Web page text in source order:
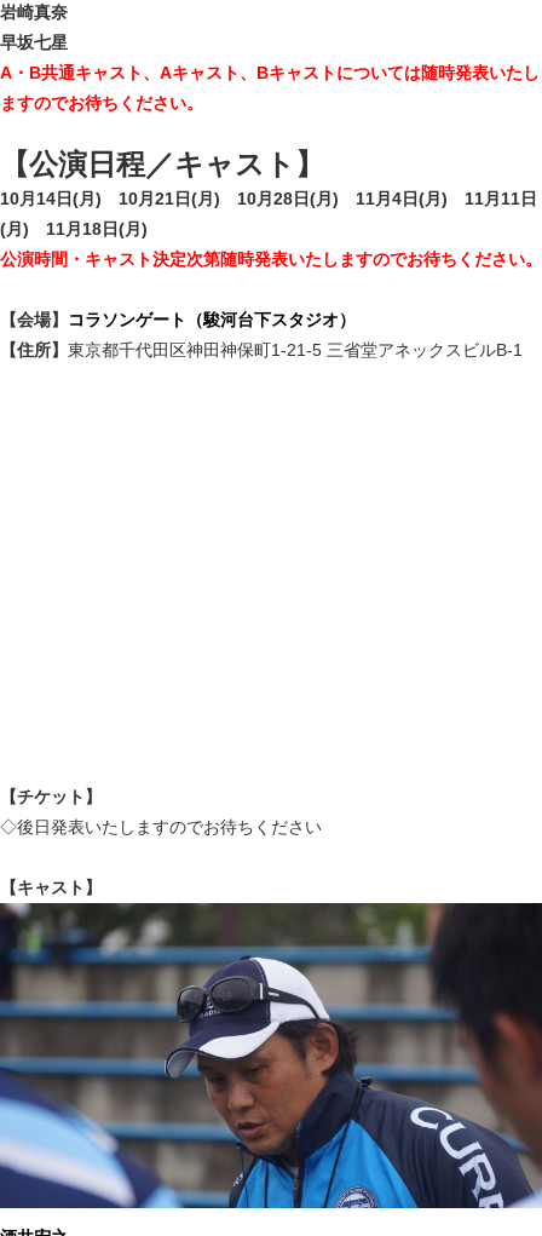
岩崎真奈
早坂七星
A・B共通キャスト、Aキャスト、Bキャストについては随時発表いたし
ますのでお待ちください。
【公演日程／キャスト】
10月14日(月) 10月21日(月) 10月28日(月) 11月4日(月) 11月11日
(月) 11月18日(月)
公演時間・キャスト決定次第随時発表いたしますのでお待ちください。
【会場】
コラソンゲート（駿河台下スタジオ）
【住所】 東京都千代田区神田神保町1-21-5 三省堂アネックスビルB-1
【チケット】
◇後日発表いたしますのでお待ちください
【キャスト】